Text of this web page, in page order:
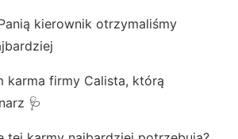
kierownik otrzymaliśmy
karma firmy Calista, którą
🩺